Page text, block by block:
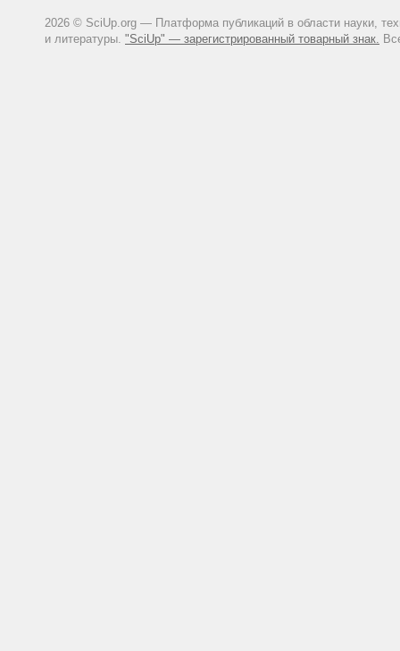
2026 © SciUp.org — Платформа публикаций в области науки,
и литературы. "SciUp" — зарегистрированный товарный знак.